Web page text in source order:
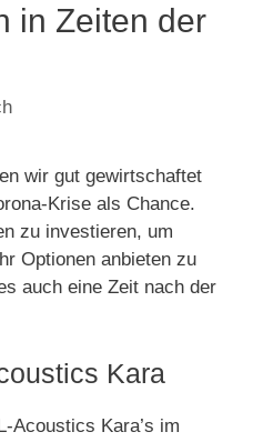
in Zeiten der
wir gut gewirtschaftet
Krise als Chance.
zu investieren, um
Optionen anbieten zu
auch eine Zeit nach der
Kara
Acoustics Kara’s im